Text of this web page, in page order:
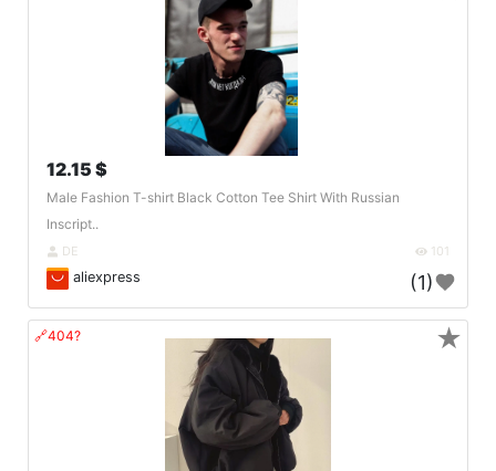
12.15 $
Male Fashion T-shirt Black Cotton Tee Shirt With Russian
Inscript..
DE 101
aliexpress (1)
🔗404? ★